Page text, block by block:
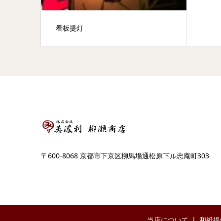
看板提灯
〒600-8068 京都市下京区柳馬場通松原下ル忠庵町303